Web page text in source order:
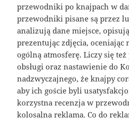
przewodniki po knajpach w
przewodniki pisane są przez
analizują dane miejsce,
prezentując zdjęcia, oceniając
ogólną atmosferę. Liczy się
obsługi oraz nastawienie do
nadzwyczajnego, że knajpy
aby ich goście byli
korzystna recenzja w
kolosalna reklama. Co do